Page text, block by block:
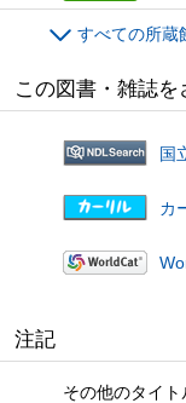
すべての所蔵
この図書・雑誌を
国
カ
注記
その他のタイ